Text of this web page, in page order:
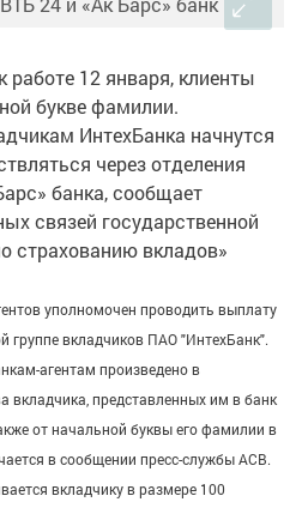
работе 12 января, клиенты
букве фамилии.
ИнтехБанка начнутся
через отделения
банка, сообщает
связей государственной
страхованию вкладов»
уполномочен проводить выплату
группе вкладчиков ПАО "ИнтехБанк".
агентам произведено в
вкладчика, представленных им в банк
от начальной буквы его фамилии в
в сообщении пресс-службы АСВ.
вкладчику в размере 100